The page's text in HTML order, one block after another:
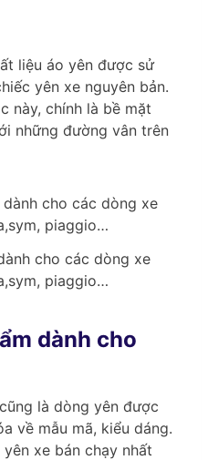
liệu áo yên được sử
yên xe nguyên bản.
này, chính là bề mặt
những đường vân trên
cho các dòng xe
piaggio…
dành cho
là dòng yên được
về mẫu mã, kiểu dáng.
xe bán chạy nhất